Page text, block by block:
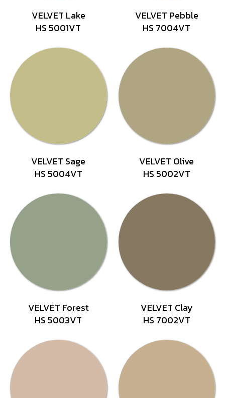
VELVET Lake
HS 5001VT
VELVET Pebble
HS 7004VT
VELVET Sage
HS 5004VT
VELVET Olive
HS 5002VT
VELVET Forest
HS 5003VT
VELVET Clay
HS 7002VT